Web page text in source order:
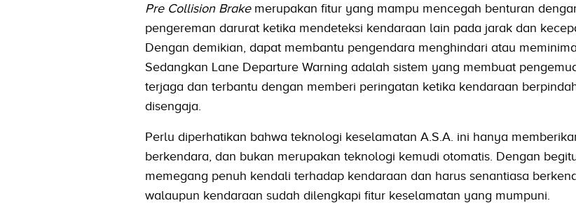
Pre Collision Brakemerupakan fitur yang mampu mencegah benturan
pengereman darurat ketika mendeteksi kendaraan lain pada jarak dan
Dengan demikian, dapat membantu pengendara menghindari atau
Sedangkan Lane Departure Warning adalah sistem yang membuat
terjaga dan terbantu dengan memberi peringatan ketika kendaraan
disengaja.
Perlu diperhatikan bahwa teknologi keselamatan A.S.A. ini hanya
berkendara, dan bukan merupakan teknologi kemudi otomatis. Dengan
memegang penuh kendali terhadap kendaraan dan harus senantiasa
walaupun kendaraan sudah dilengkapi fitur keselamatan yang mumpuni.